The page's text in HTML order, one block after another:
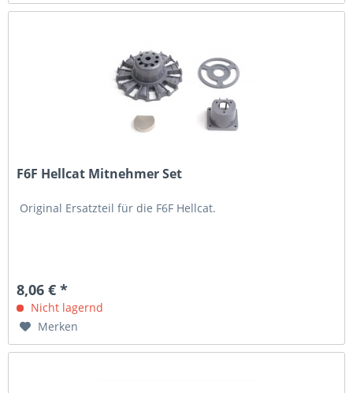
F6F Hellcat Mitnehmer Set
Original Ersatzteil für die F6F Hellcat.
8,06 € *
Nicht lagernd
Merken